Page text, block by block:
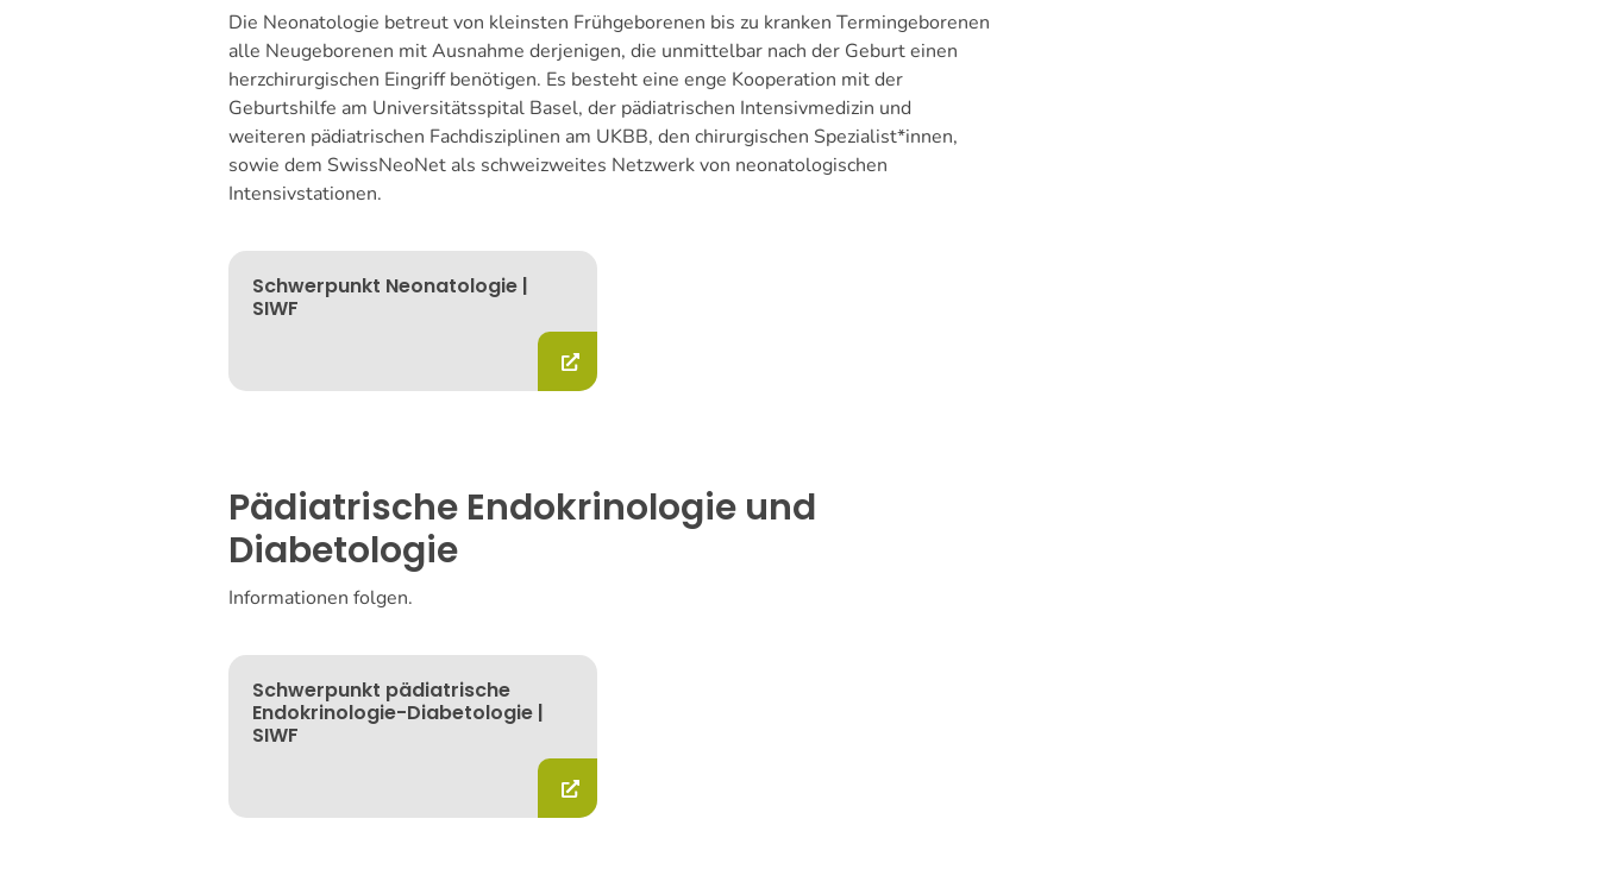
Die Neonatologie betreut von kleinsten Frühgeborenen bis zu kranken Termingeborenen
alle Neugeborenen mit Ausnahme derjenigen, die unmittelbar nach der Geburt einen
herzchirurgischen Eingriff benötigen. Es besteht eine enge Kooperation mit der
Geburtshilfe am Universitätsspital Basel, der pädiatrischen Intensivmedizin und
weiteren pädiatrischen Fachdisziplinen am UKBB, den chirurgischen Spezialist*innen,
sowie dem SwissNeoNet als schweizweites Netzwerk von neonatologischen
Intensivstationen.
Schwerpunkt Neonatologie |
SIWF
Pädiatrische Endokrinologie und
Diabetologie
Informationen folgen.
Schwerpunkt pädiatrische
Endokrinologie-Diabetologie |
SIWF